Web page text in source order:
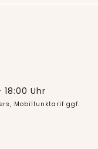
Uhr
Mobilfunktarif ggf.